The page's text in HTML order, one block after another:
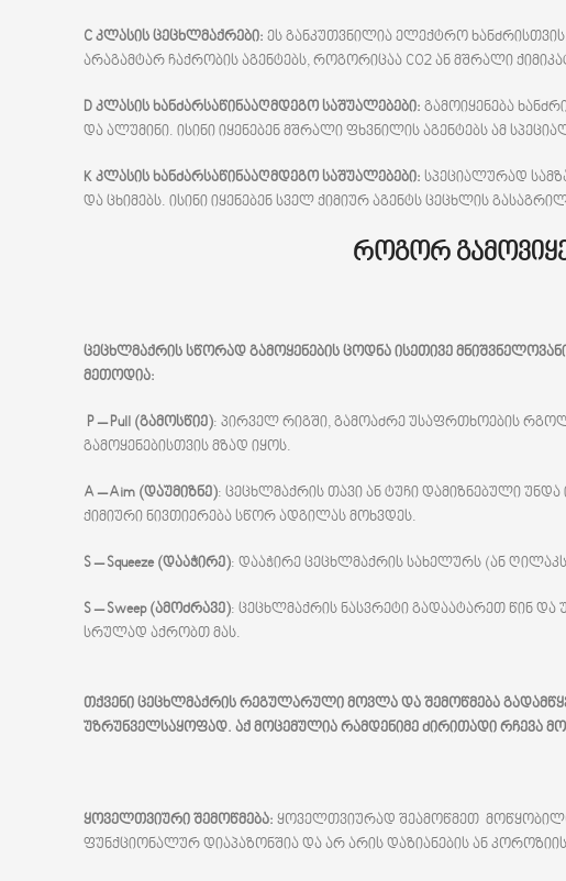
C კლასის ცეცხლმაქრები: ეს განკუთვნილია ელექტრო
არაგამტარ ჩაქრობის აგენტებს, როგორიცაა CO2 ან მშრალი
D კლასის ხანძარსაწინააღმდეგო საშუალებები: გამოიყენება
და ალუმინი. ისინი იყენებენ მშრალი ფხვნილის აგენტებს ამ
K კლასის ხანძარსაწინააღმდეგო საშუალებები: სპეციალურად
და ცხიმებს. ისინი იყენებენ სველ ქიმიურ აგენტს ცეცხლის
როგორ
ცეცხლმაქრის სწორად გამოყენების ცოდნა ისეთივე
მეთოდია:
P – Pull (გამოსწიე): პირველ რიგში, გამოაძრე უსაფრთხოების
გამოყენებისთვის მზად იყოს.
A – Aim (დაუმიზნე): ცეცხლმაქრის თავი ან ტუჩი დამიზნებული
ქიმიური ნივთიერება სწორ ადგილას მოხვდეს.
S – Squeeze (დააჭირე): დააჭირე ცეცხლმაქრის სახელურს (ან
S – Sweep (ამოძრავე): ცეცხლმაქრის ნასვრეტი გადაატარეთ წინ
სრულად აქრობთ მას.
თქვენი ცეცხლმაქრის რეგულარული მოვლა და შემოწმება
უზრუნველსაყოფად. აქ მოცემულია რამდენიმე ძირითადი რჩევა
ყოველთვიური შემოწმება: ყოველთვიურად შეამოწმეთ
ფუნქციონალურ დიაპაზონშია და არ არის დაზიანების ან კოროზიის